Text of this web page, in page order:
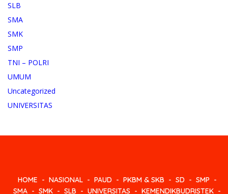
SLB
SMA
SMK
SMP
TNI – POLRI
UMUM
Uncategorized
UNIVERSITAS
HOME NASIONAL PAUD PKBM & SKB SD
SMP
SMA
SMK SLB UNIVERSITAS KEMENDIKBUDRISTEK